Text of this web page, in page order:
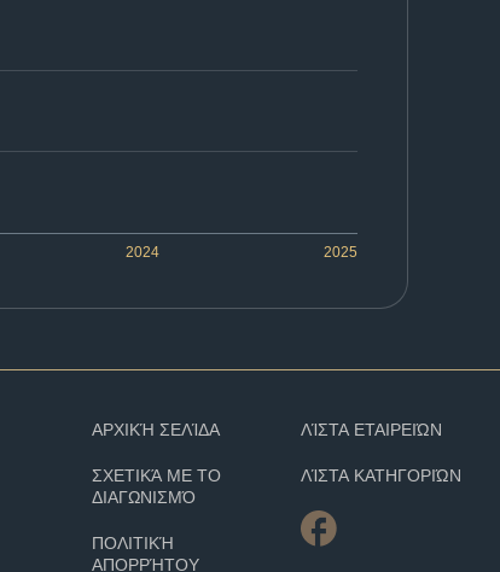
2024 2025
ΑΡΧΙΚΉ ΣΕΛΊΔΑ
ΣΧΕΤΙΚΆ ΜΕ ΤΟ
ΔΙΑΓΩΝΙΣΜΌ
ΠΟΛΙΤΙΚΉ
ΑΠΟΡΡΉΤΟΥ
ΛΊΣΤΑ ΕΤΑΙΡΕΙΏΝ
ΛΊΣΤΑ ΚΑΤΗΓΟΡΙΏΝ